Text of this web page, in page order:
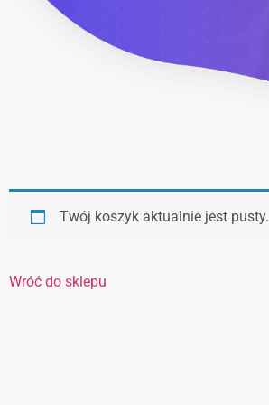
Twój koszyk aktualnie jest pusty.
Wróć do sklepu